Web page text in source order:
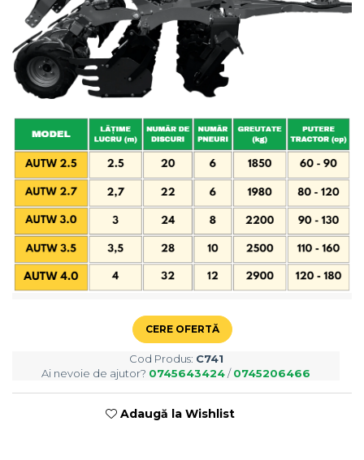
Maşini erbicidat
Mașini pentru săpat
Mașini Împrăștiat Amendamente
Mașini Împrăștiat Sare
Pluguri Reversibile
Pluguri Rotative
Remorci Agricole
Remorci Tehnologice
Remorci Transfer Cereale
Remorci Transport
Remorci Transport Baloţi
Semănători Prășitoare
Semănători Păioase
Tocătoare agricole
CERE OFERTĂ
Cod Produs: C741
Ai nevoie de ajutor? 0745643424/0745206466
Adaugă la Wishlist